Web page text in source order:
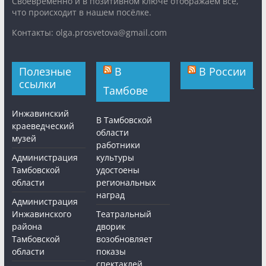
что происходит в нашем посёлке.
Контакты: olga.prosvetova@gmail.com
Полезные
ссылки
Инжавинский
краеведческий
музей
Администрация
Тамбовской
области
Администрация
Инжавинского
района
Тамбовской
области
В
Тамбове
В Тамбовской
области
работники
культуры
удостоены
региональных
наград
Театральный
дворик
возобновляет
показы
В России